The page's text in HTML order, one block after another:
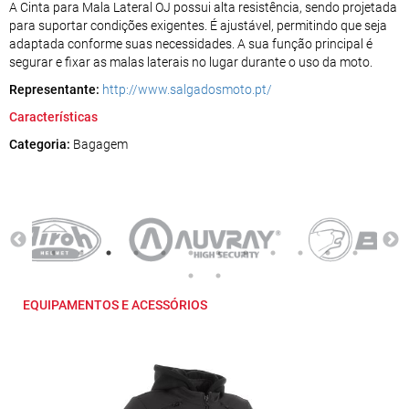
A Cinta para Mala Lateral OJ possui alta resistência, sendo projetada
para suportar condições exigentes. É ajustável, permitindo que seja
adaptada conforme suas necessidades. A sua função principal é
segurar e fixar as malas laterais no lugar durante o uso da moto.
Representante: http://www.salgadosmoto.pt/
Características
Categoria: Bagagem
EQUIPAMENTOS E ACESSÓRIOS